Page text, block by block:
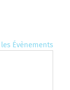
Évènements